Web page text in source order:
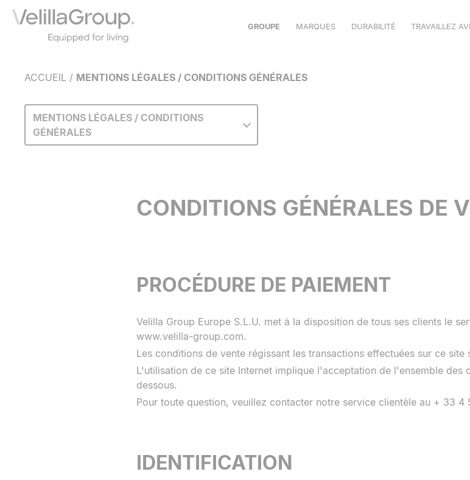
HISTOIRE
ENGAGEMENT SOCIAL
COLLABORATIONS
MUKUA
GROUPE MARQUES DURABILITÉ TRAVAILLEZ
ACCUEIL / MENTIONS LÉGALES / CONDITIONS GÉNÉRALES
MENTIONS LÉGALES / CONDITIONS
GÉNÉRALES
CONDITIONS GÉNÉRALES DE
PROCÉDURE DE PAIEMENT
Velilla Group Europe S.L.U. met à la disposition de tous ses clients le
www.velilla-group.com.
Les conditions de vente régissant les transactions effectuées sur ce site
L'utilisation de ce site Internet implique l'acceptation de l'ensemble des
dessous.
Pour toute question, veuillez contacter notre service clientèle au + 33 4
IDENTIFICATION